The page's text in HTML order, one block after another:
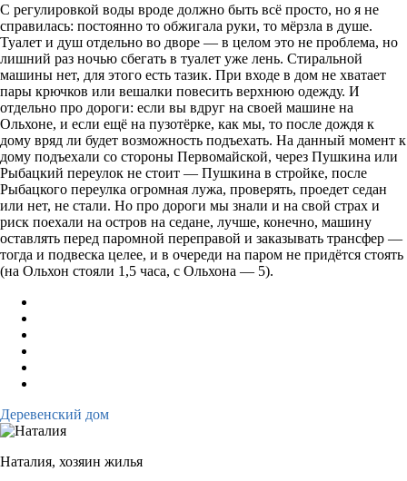
С регулировкой воды вроде должно быть всё просто, но я не
справилась: постоянно то обжигала руки, то мёрзла в душе.
Туалет и душ отдельно во дворе — в целом это не проблема, но
лишний раз ночью сбегать в туалет уже лень. Стиральной
машины нет, для этого есть тазик. При входе в дом не хватает
пары крючков или вешалки повесить верхнюю одежду. И
отдельно про дороги: если вы вдруг на своей машине на
Ольхоне, и если ещё на пузотёрке, как мы, то после дождя к
дому вряд ли будет возможность подъехать. На данный момент к
дому подъехали со стороны Первомайской, через Пушкина или
Рыбацкий переулок не стоит — Пушкина в стройке, после
Рыбацкого переулка огромная лужа, проверять, проедет седан
или нет, не стали. Но про дороги мы знали и на свой страх и
риск поехали на остров на седане, лучше, конечно, машину
оставлять перед паромной переправой и заказывать трансфер —
тогда и подвеска целее, и в очереди на паром не придётся стоять
(на Ольхон стояли 1,5 часа, с Ольхона — 5).
Деревенский дом
Наталия, хозяин жилья